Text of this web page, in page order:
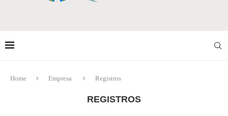
Home Empresa Registros
REGISTROS